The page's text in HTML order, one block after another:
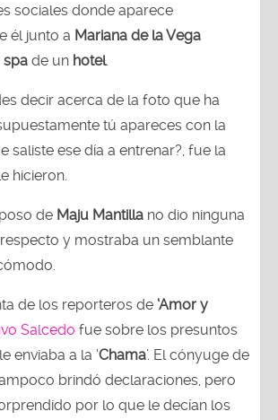
sociales donde aparece
él junto a Mariana de la Vega
spa de un hotel.
decir acerca de la foto que ha
tú apareces con la
saliste ese día a entrenar?, fue la
hicieron.
de Maju Mantilla no dio ninguna
y mostraba un semblante
de los reporteros de ‘Amor y
Salcedo fue sobre los presuntos
enviaba a la ‘Chama’. El cónyuge de
brindó declaraciones, pero
por lo que le decían los